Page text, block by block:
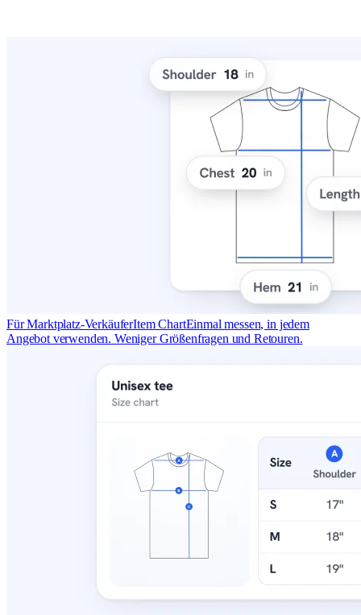
Für Marktplatz-VerkäuferItem ChartEinmal messen, in jedem
Angebot verwenden. Weniger Größenfragen und Retouren.